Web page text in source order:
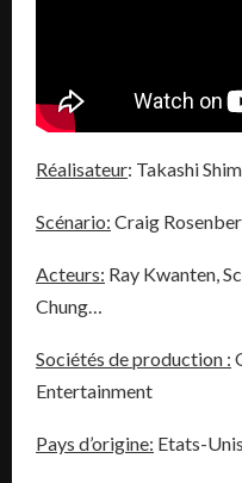
Réalisateur: Takashi
Scénario: Craig
Acteurs: Ray Kwanten,
Chung…
Sociétés de production :
Entertainment
Pays d’origine: Etats-